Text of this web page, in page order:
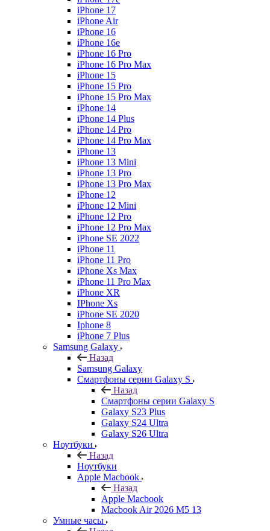
iPhone 17
iPhone Air
iPhone 16
iPhone 16e
iPhone 16 Pro
iPhone 16 Pro Max
iPhone 15
iPhone 15 Pro
iPhone 15 Pro Max
iPhone 14
iPhone 14 Plus
iPhone 14 Pro
iPhone 14 Pro Max
iPhone 13
iPhone 13 Mini
iPhone 13 Pro
iPhone 13 Pro Max
iPhone 12
iPhone 12 Mini
iPhone 12 Pro
iPhone 12 Pro Max
iPhone SE 2022
iPhone 11
iPhone 11 Pro
iPhone Xs Max
iPhone 11 Pro Max
iPhone XR
IPhone Xs
iPhone SE 2020
Iphone 8
iPhone 7 Plus
Samsung Galaxy
Назад
Samsung Galaxy
Смартфоны серии Galaxy S
Назад
Смартфоны серии Galaxy S
Galaxy S23 Plus
Galaxy S24 Ultra
Galaxy S26 Ultra
Ноутбуки
Назад
Ноутбуки
Apple Macbook
Назад
Apple Macbook
Macbook Air 2026 M5 13
Умные часы